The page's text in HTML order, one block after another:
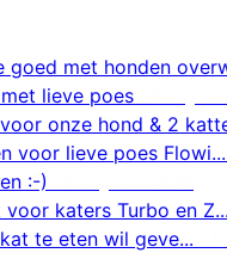
met honden
lieve poes
onze hond & 2
voor lieve poes Flowi...
:-)
katers Turbo en Z...
te eten wil geve...